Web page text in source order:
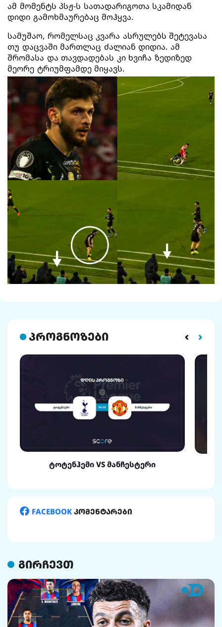
ამ მომენტს პსჟ-ს სათადარიგოთა სკამიდან
დიდი გამოხმაურებაც მოჰყვა.
სამუშაო, რომელსაც კვარა ასრულებს შეტევასა
თუ დაცვაში მართლაც ძალიან დიდია. ამ
შრომასა და თავდადებას კი ხვიჩა ზედიზედ
მეორე ტრიუმფამდე მიყავს.
პროგნოზები
ტოტენჰემი VS მანჩესტერი
FACEBOOK კომენტარები
გირჩევთ